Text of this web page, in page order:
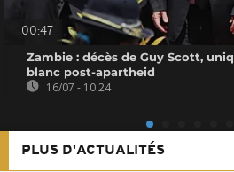
00:47
Zambie : décès de Guy Scott,
blanc post-apartheid
16/07 - 10:24
PLUS D'ACTUALITÉS